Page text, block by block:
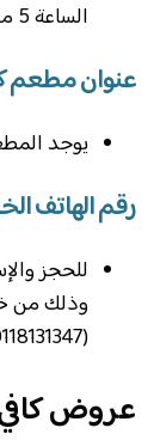
الساعة 5 مساءً وحتى الساعة 8 مساءً.
عنوان مطعم
‏يوجد
رقم الهاتف
‏للحجز
وذلك من
(0118131347).
عروض